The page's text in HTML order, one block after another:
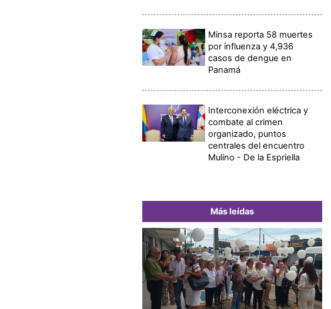
Minsa reporta 58 muertes
por influenza y 4,936
casos de dengue en
Panamá
Interconexión eléctrica y
combate al crimen
organizado, puntos
centrales del encuentro
Mulino - De la Espriella
Más leídas